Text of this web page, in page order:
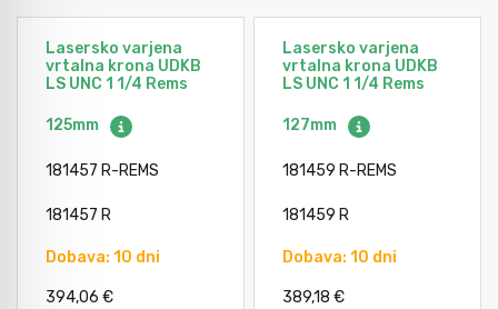
Lasersko varjena
vrtalna krona UDKB
LS UNC 1 1/4 Rems
125mm
181457 R-REMS
181457 R
Dobava: 10 dni
394,06 €
Lasersko varjena
vrtalna krona UDKB
LS UNC 1 1/4 Rems
127mm
181459 R-REMS
181459 R
Dobava: 10 dni
389,18 €